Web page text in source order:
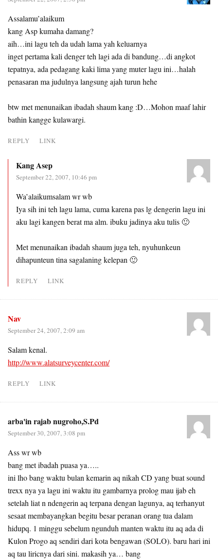
Assalamu’alaikum
kang Asp kumaha damang?
aih…ini lagu teh da udah lama yah keluarnya
inget pertama kali denger teh lagi ada di bandung…di angkot
tepatnya, ada pedagang kaki lima yang muter lagu ini…halah
penasaran ma judulnya langsung ajah turun hehe
btw met menunaikan ibadah shaum kang :D…Mohon maaf lahir
bathin kangge kulawargi.
REPLY LINK
Kang Asep
September 22, 2007, 10:46 pm
Wa’alaikumsalam wr wb
Iya sih ini teh lagu lama, cuma karena pas lg dengerin lagu ini
aku lagi kangen berat ma alm. ibuku jadinya aku tulis 🙂
Met menunaikan ibadah shaum juga teh, nyuhunkeun
dihapunteun tina sagalaning kelepan 🙂
REPLY LINK
Nav
September 24, 2007, 2:09 am
Salam kenal.
http://www.alatsurveycenter.com/
REPLY LINK
arba'in rajab nugroho,S.Pd
September 30, 2007, 3:08 pm
Ass wr wb
bang met ibadah puasa ya…..
ini lho bang waktu bulan kemarin aq nikah CD yang buat sound
trexx nya ya lagu ini waktu itu gambarnya prolog mau ijab eh
setelah liat n ndengerin aq terpana dengan lagunya, aq terhanyut
sesaat membayangkan begitu besar peranan orang tua dalam
hidupq. 1 minggu sebelum ngunduh manten waktu itu aq ada di
Kulon Progo aq sendiri dari kota bengawan (SOLO). baru hari ini
aq tau liricnya dari sini. makasih ya… bang